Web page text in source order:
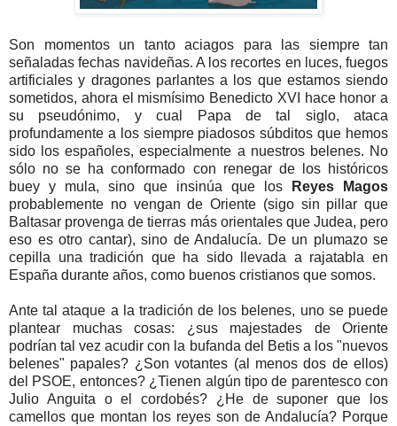
Son momentos un tanto aciagos para las siempre tan
señaladas fechas navideñas. A los recortes en luces, fuegos
artificiales y dragones parlantes a los que estamos siendo
sometidos, ahora el mismísimo Benedicto XVI hace honor a
su pseudónimo, y cual Papa de tal siglo, ataca
profundamente a los siempre piadosos súbditos que hemos
sido los españoles, especialmente a nuestros belenes. No
sólo no se ha conformado con renegar de los históricos
buey y mula, sino que insinúa que los
Reyes Magos
probablemente no vengan de Oriente (sigo sin pillar que
Baltasar provenga de tierras más orientales que Judea, pero
eso es otro cantar), sino de Andalucía. De un plumazo se
cepilla una tradición que ha sido llevada a rajatabla en
España durante años, como buenos cristianos que somos.
Ante tal ataque a la tradición de los belenes, uno se puede
plantear muchas cosas: ¿sus majestades de Oriente
podrían tal vez acudir con la bufanda del Betis a los "nuevos
belenes" papales? ¿Son votantes (al menos dos de ellos)
del PSOE, entonces? ¿Tienen algún tipo de parentesco con
Julio Anguita o el cordobés? ¿He de suponer que los
camellos que montan los reyes son de Andalucía? Porque